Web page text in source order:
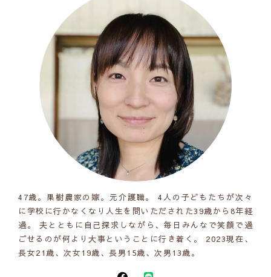
47歳。果樹農家の嫁。元介護職。 4人の子どもたちが次々
に学校に行かなくなり人生を問いただされた39歳から8年経
過。 夫とともに自己探求しながら、毎日みんなで笑顔で過
ごせるのが何より大事ということに行き着く。 2023現在、
長女21歳、次女19歳、長男15歳、次男13歳。